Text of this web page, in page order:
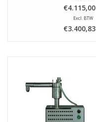
€4.115,00
Excl. BTW
€3.400,83